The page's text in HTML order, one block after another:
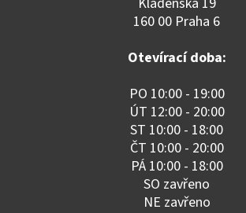
160 00 Praha 6
Otevírací doba:
PO 10:00 - 19:00
ÚT 12:00 - 20:00
ST 10:00 - 18:00
ČT 10:00 - 20:00
PÁ 10:00 - 18:00
SO zavřeno
NE zavřeno